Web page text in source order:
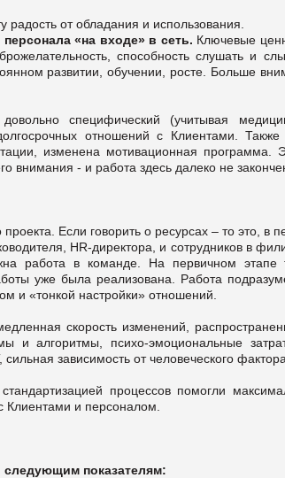
от обладания и использования.
«на входе» в сеть. Ключевые
способность слушать и
развитии, обучении, росте. Больше
специфический (учитывая
отношений с Клиентами.
изменена мотивационная программа.
внимания - и работа здесь далеко не
Если говорить о ресурсах – то это, в
HR-директора, и сотрудников в
работа в команде. На первичном этапе
уже была реализована. Работа
и «тонкой настройки» отношений.
скорость изменений,
и алгоритмы, психо-эмоциональные
зависимость от человеческого фактора.
процессов помогли
Клиентами и персоналом.
показателям: